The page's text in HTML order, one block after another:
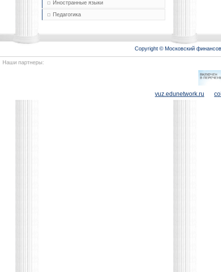
Иностранные языки
Педагогика
Copyright © Московский
Наши партнеры:
vuz.edunetwork.ru